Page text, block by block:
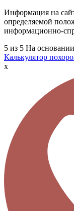
Информация на
определяемой
информационно-
5 из 5 На
Калькулятор
x